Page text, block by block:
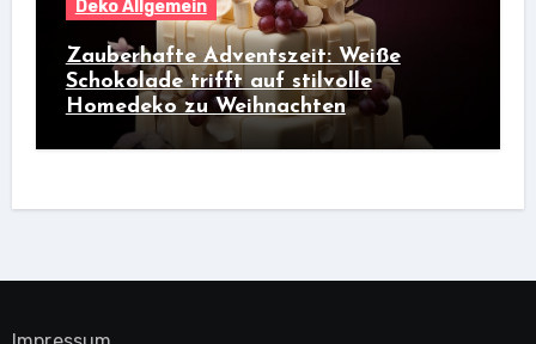
Deko Allgemein
Zauberhafte Adventszeit: Weiße
Schokolade trifft auf stilvolle
Homedeko zu Weihnachten